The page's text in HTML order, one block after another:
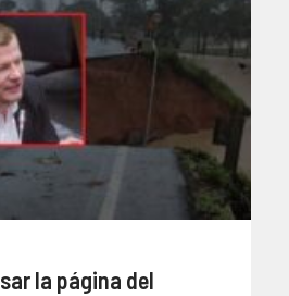
la página del